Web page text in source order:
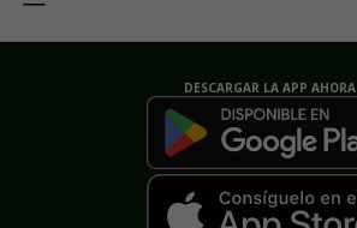
DESCARGAR LA APP AHORA